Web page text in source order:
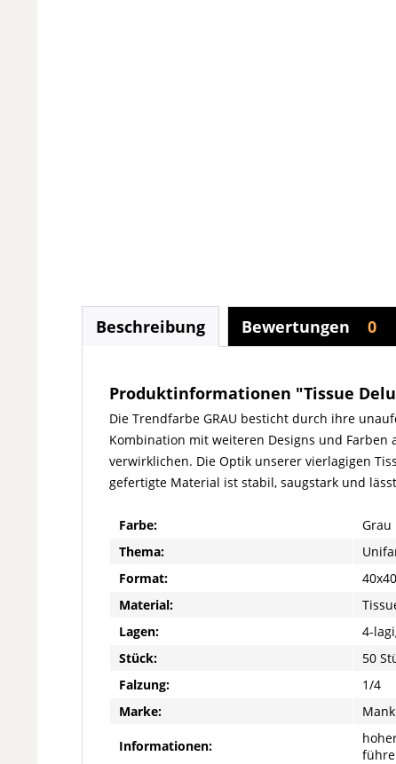
Beschreibung Bewertungen 0
Produktinformationen "Tissue
Die Trendfarbe GRAU besticht durch ihre
Kombination mit weiteren Designs und Farben
verwirklichen. Die Optik unserer vierlagigen
gefertigte Material ist stabil, saugstark und
Farbe:
Grau
Thema:
Format:
Material:
Lagen:
4-
Stück:
50
Falzung:
1/4
Marke:
Mank
Informationen: